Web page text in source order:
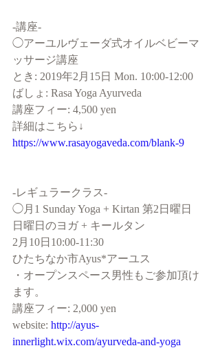
-講座-
◯アーユルヴェーダ式オイルベビーマ
ッサージ講座
とき: 2019年2月15日 Mon. 10:00-12:00
ばしょ: Rasa Yoga Ayurveda
講座フィー: 4,500 yen
詳細はこちら↓
https://www.rasayogaveda.com/blank-9
-レギュラークラス-
◯月1 Sunday Yoga + Kirtan 第2日曜日
日曜日のヨガ + キールタン
2月10日10:00-11:30
ひたちなか市Ayus*アーユス
・オープンスペース男性もご参加頂け
ます。
講座フィー: 2,000 yen
website: http://ayus-
innerlight.wix.com/ayurveda-and-yoga